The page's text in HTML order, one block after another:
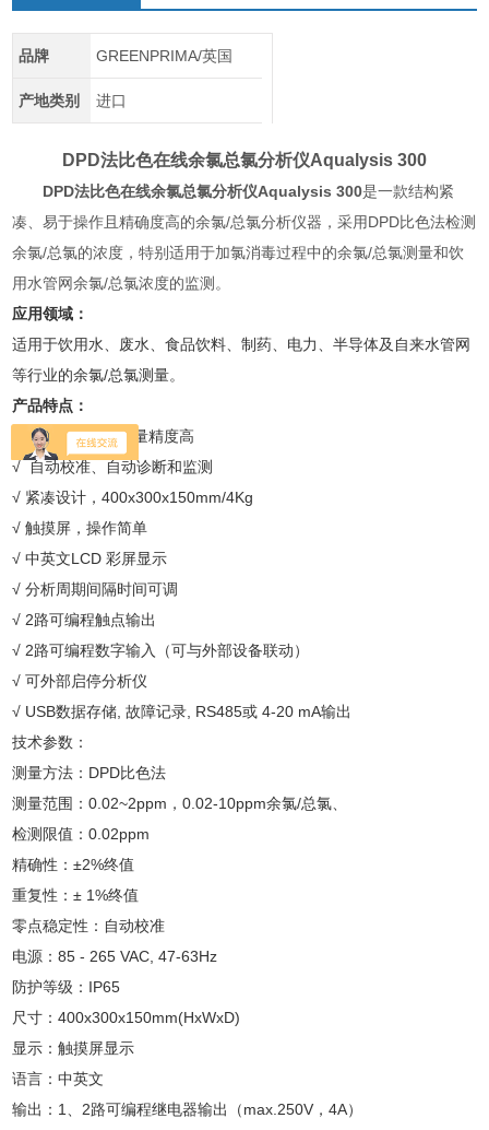
品牌 GREENPRIMA/英国
产地类别 进口
DPD法比色在线余氯总氯分析仪Aqualysis 300
DPD法比色在线余氯总氯分析仪Aqualysis 300是一款结构紧
凑、易于操作且精确度高的余氯/总氯分析仪器，采用DPD比色法检测
余氯/总氯的浓度，特别适用于加氯消毒过程中的余氯/总氯测量和饮
用水管网余氯/总氯浓度的监测。
应用领域：
适用于饮用水、废水、食品饮料、制药、电力、半导体及自来水管网
等行业的余氯/总氯测量。
产品特点：
√ DPD比色法，测量精度高
√ 自动校准、自动诊断和监测
√ 紧凑设计，400x300x150mm/4Kg
√ 触摸屏，操作简单
√ 中英文LCD 彩屏显示
√ 分析周期间隔时间可调
√ 2路可编程触点输出
√ 2路可编程数字输入（可与外部设备联动）
√ 可外部启停分析仪
√ USB数据存储, 故障记录, RS485或 4-20 mA输出
技术参数：
测量方法：DPD比色法
测量范围：0.02~2ppm，0.02-10ppm余氯/总氯、
检测限值：0.02ppm
精确性：±2%终值
重复性：± 1%终值
零点稳定性：自动校准
电源：85 - 265 VAC, 47-63Hz
防护等级：IP65
尺寸：400x300x150mm(HxWxD)
显示：触摸屏显示
语言：中英文
输出：1、2路可编程继电器输出（max.250V，4A）